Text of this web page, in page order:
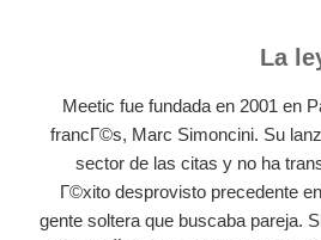
La
Meetic fue fundada en 2001 en
francГ©s, Marc Simoncini. Su
sector de las citas y no ha
Г©xito desprovisto precedente
gente soltera que buscaba pareja.